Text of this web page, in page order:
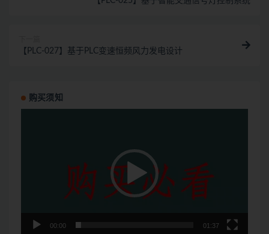
【PLC-027】基于PLC变速恒频风力发电设计
购买须知
00:00 01:37